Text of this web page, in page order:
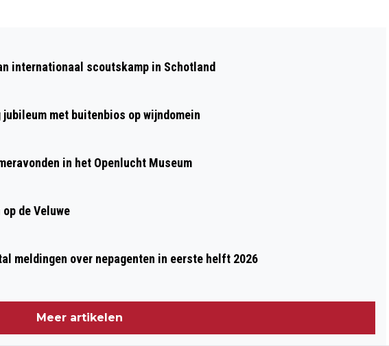
internationaal scoutskamp in Schotland
met buitenbios op wijndomein
in het Openlucht Museum
op de Veluwe
meldingen over nepagenten in eerste helft 2026
Meer artikelen